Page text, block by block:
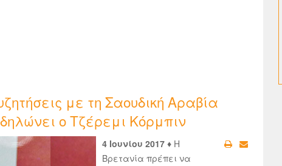
με τη Σαουδική Αραβία
ο Τζέρεμι Κόρμπιν
4 Ιουνίου 2017 ♦ H
Βρετανία πρέπει να